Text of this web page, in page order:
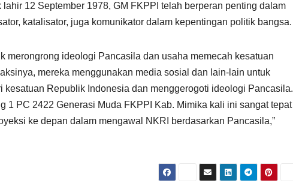
12 September 1978, GM FKPPI telah berperan penting dalam
katalisator, juga komunikator dalam kepentingan politik bangsa.
merongrong ideologi Pancasila dan usaha memecah kesatuan
mereka menggunakan media sosial dan lain-lain untuk
Republik Indonesia dan menggerogoti ideologi Pancasila.
1 PC 2422 Generasi Muda FKPPI Kab. Mimika kali ini sangat tepat
ke depan dalam mengawal NKRI berdasarkan Pancasila,”